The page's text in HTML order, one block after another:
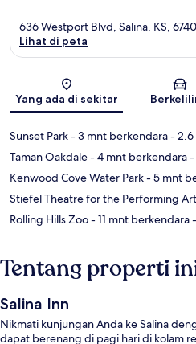
Peta
636 Westport Blvd, Salina, KS,
Lihat di peta
Yang ada di sekitar
Sunset Park- 3 mnt berkendara- 2.6
Taman Oakdale- 4 mnt berkendara-
Kenwood Cove Water Park- 5 mnt
Stiefel Theatre for the Performing
Rolling Hills Zoo- 11 mnt berkendara
Tentang properti
Salina Inn
Nikmati kunjungan Anda ke Salina
dapat berenang di pagi hari di kolam